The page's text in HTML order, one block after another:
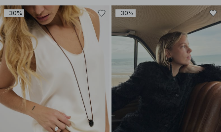
-30% -30%